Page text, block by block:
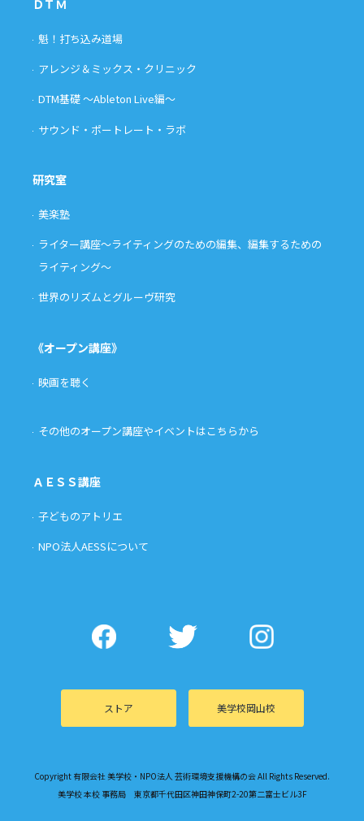
ＤＴＭ
魁！打ち込み道場
アレンジ＆ミックス・クリニック
DTM基礎 〜Ableton Live編〜
サウンド・ポートレート・ラボ
研究室
美楽塾
ライター講座〜ライティングのための編集、編集するための
ライティング〜
世界のリズムとグルーヴ研究
《オープン講座》
映画を聴く
その他のオープン講座やイベントはこちらから
ＡＥＳＳ講座
子どものアトリエ
NPO法人AESSについて
ストア 美学校岡山校
Copyright 有限会社 美学校・NPO法人 芸術環境支援機構の会 All Rights Reserved.
美学校 本校 事務局 東京都千代田区神田神保町2-20第二富士ビル3F